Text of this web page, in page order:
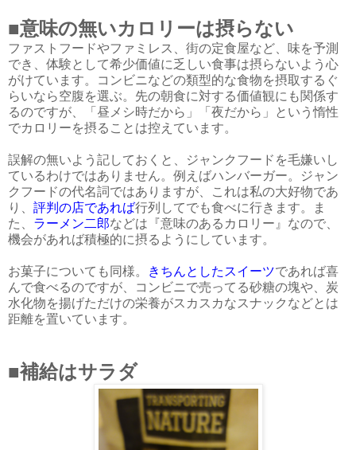
■意味の無いカロリーは摂らない
ファストフードやファミレス、街の定食屋など、味を予測
でき、体験として希少価値に乏しい食事は摂らないよう心
がけています。コンビニなどの類型的な食物を摂取するぐ
らいなら空腹を選ぶ。先の朝食に対する価値観にも関係す
るのですが、「昼メシ時だから」「夜だから」という惰性
でカロリーを摂ることは控えています。
誤解の無いよう記しておくと、ジャンクフードを毛嫌いし
ているわけではありません。例えばハンバーガー。ジャン
クフードの代名詞ではありますが、これは私の大好物であ
り、 評判の店であれば行列してでも食べに行きます。ま
た、 ラーメン二郎などは『意味のあるカロリー』なので、
機会があれば積極的に摂るようにしています。
お菓子についても同様。 きちんとしたスイーツであれば喜
んで食べるのですが、コンビニで売ってる砂糖の塊や、炭
水化物を揚げただけの栄養がスカスカなスナックなどとは
距離を置いています。
■補給はサラダ